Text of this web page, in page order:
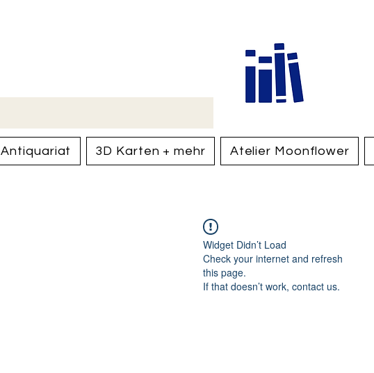
Antiquariat 3D Karten + mehr Atelier Moonflower
Widget Didn’t Load
Check your internet and refresh
this page.
If that doesn’t work, contact us.